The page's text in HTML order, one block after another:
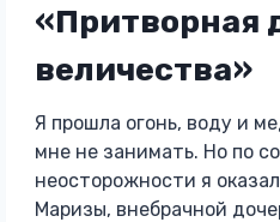
«Притворная
величества»
Я прошла огонь, воду и
мне не занимать. Но по
неосторожности я
Маризы, внебрачной